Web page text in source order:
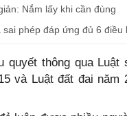
Nắm lấy khi cần đùng
phép đáp ứng đủ 6 điều
quyết thông qua
và Luật đất đai